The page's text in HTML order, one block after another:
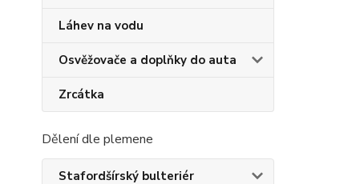
Láhev na vodu
Osvěžovače a doplňky do auta
Zrcátka
Dělení dle plemene
Stafordšírský bulteriér